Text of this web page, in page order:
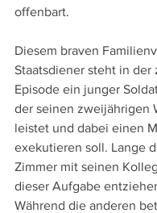
offenbart.
Diesem braven
Staatsdiener steht in der
Episode ein junger
der seinen zweijährigen
leistet und dabei einen
exekutieren soll. Lange
Zimmer mit seinen
dieser Aufgabe
Während die anderen